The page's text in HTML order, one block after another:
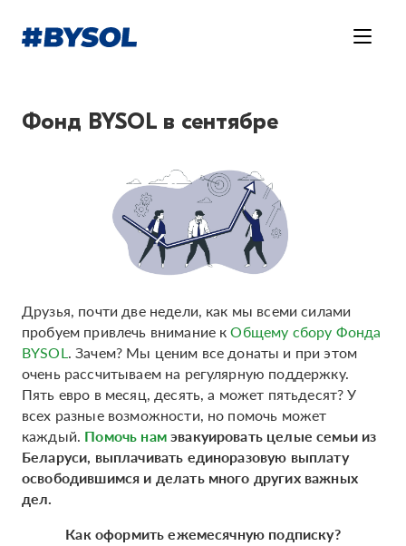
Фонд BYSOL в сентябре
Друзья, почти две недели, как мы всеми силами
пробуем привлечь внимание кОбщему сбору Фонда
BYSOL. Зачем? Мы ценим все донаты и при этом
очень рассчитываем на регулярную поддержку.
Пять евро в месяц, десять, а может пятьдесят? У
всех разные возможности, но помочь может
каждый. Помочь намэвакуировать целые семьи из
Беларуси, выплачивать единоразовую выплату
освободившимся и делать много других важных
дел.
Как оформить ежемесячную подписку?